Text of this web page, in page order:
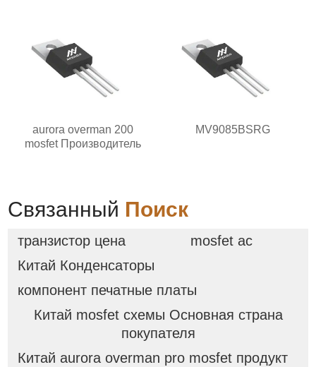
aurora overman 200
mosfet Производитель
MV9085BSRG
Связанный Поиск
транзистор цена
mosfet ac
Китай Конденсаторы
компонент печатные платы
Китай mosfet схемы Основная страна
покупателя
Китай aurora overman pro mosfet продукт